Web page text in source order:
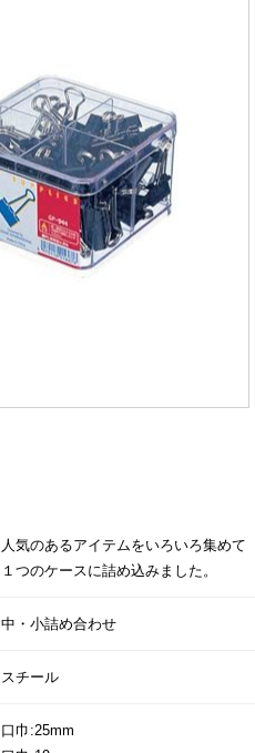
人気のあるアイテムをいろいろ集めて
１つのケースに詰め込みました。
中・小詰め合わせ
スチール
口巾:25mm